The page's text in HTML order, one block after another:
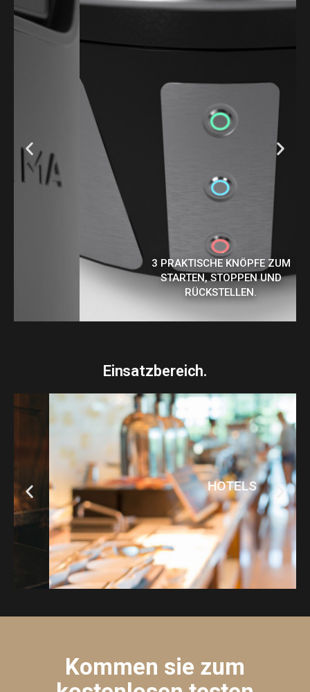
3 PRAKTISCHE KNÖPFE ZUM
STARTEN, STOPPEN UND
RÜCKSTELLEN.
Einsatzbereich.
HOTELS
Kommen sie zum